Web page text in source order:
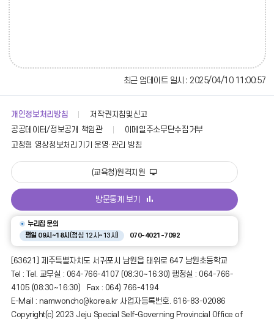
최근 업데이트 일시 : 2025/04/10 11:00:57
개인정보처리방침
저작권지침및신고
공공데이터/정보공개 책임관
이메일주소무단수집거부
고정형 영상정보처리기기 운영·관리 방침
(교육청)원격지원
방문통계 보기
누리집 문의
평일 09시~18시 (점심 12시~13시) 070-4021-7092
[63621] 제주특별자치도 서귀포시 남원읍 태위로 647 남원초등학교
Tel : Tel. 교무실 : 064-766-4107 (08:30~16:30) 행정실 : 064-766-
4105 (08:30~16:30) Fax : 064) 766-4194
E-Mail : namwoncho@korea.kr 사업자등록번호. 616-83-02086
Copyright(c) 2023 Jeju Special Self-Governing Provincial Office of